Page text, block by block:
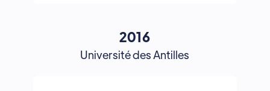
2016
Université des Antilles